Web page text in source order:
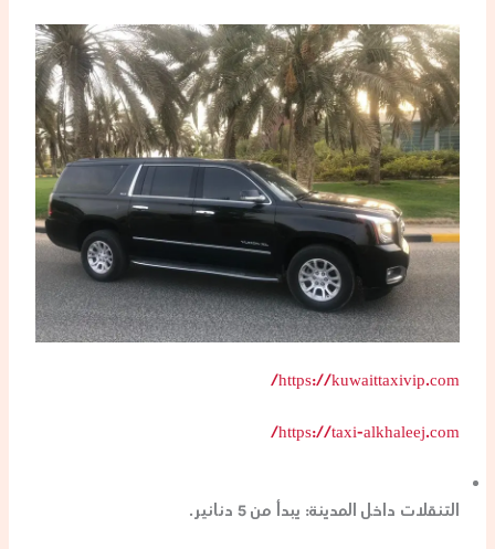
https://kuwaittaxivip.com/
https://taxi-alkhaleej.com/
التنقلات داخل المدينة: يبدأ من 5 دنانير.